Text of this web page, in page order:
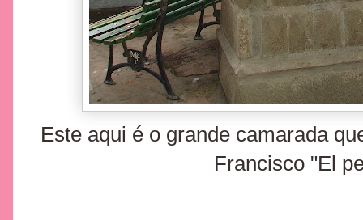
Este aqui é o grande camarada
Francisco "El